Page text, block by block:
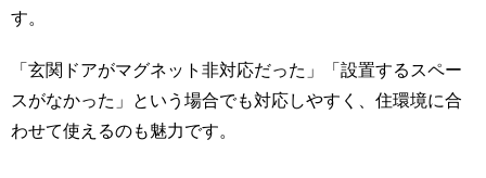
す。
「玄関ドアがマグネット非対応だった」「設置するスペー
スがなかった」という場合でも対応しやすく、住環境に合
わせて使えるのも魅力です。